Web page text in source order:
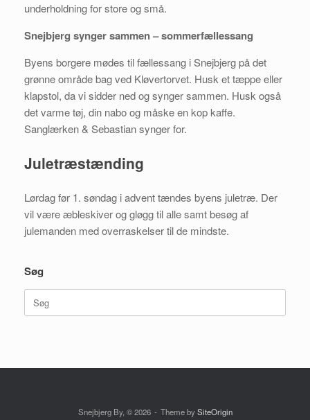
underholdning for store og små.
Snejbjerg synger sammen – sommerfællessang
Byens borgere mødes til fællessang i Snejbjerg på det
grønne område bag ved Kløvertorvet. Husk et tæppe eller
klapstol, da vi sidder ned og synger sammen. Husk også
det varme tøj, din nabo og måske en kop kaffe.
Sanglærken & Sebastian synger for.
Juletræstænding
Lørdag før 1. søndag i advent tændes byens juletræ. Der
vil være æbleskiver og gløgg til alle samt besøg af
julemanden med overraskelser til de mindste.
Søg
efter:
Snejbjerg By, © 2026 Theme bySiteOrigin